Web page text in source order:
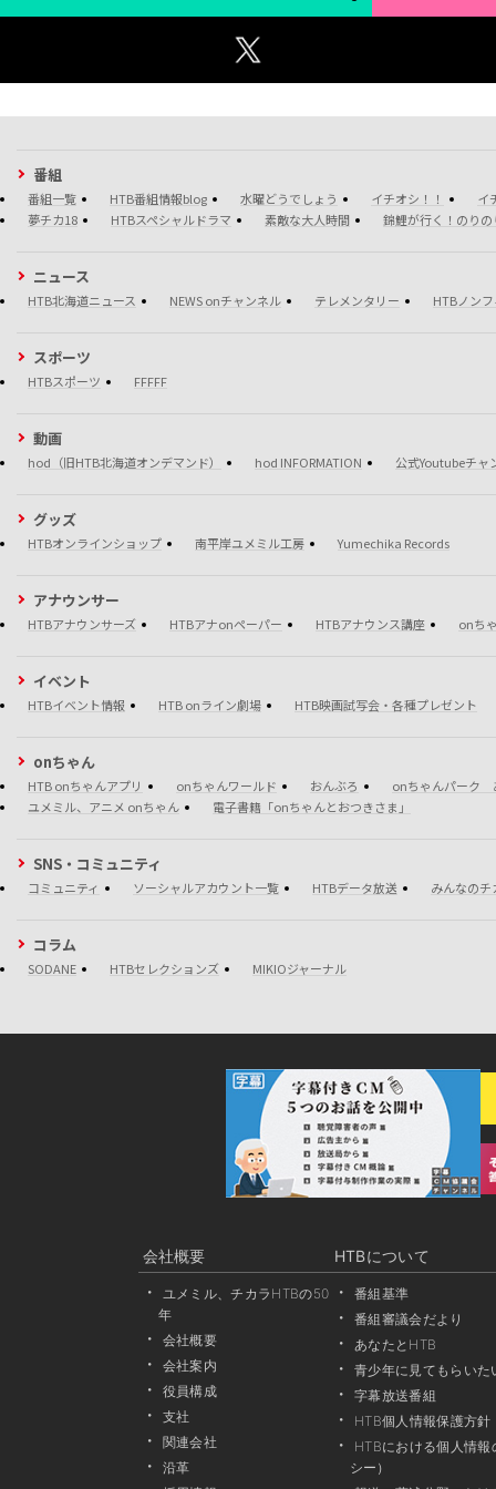
番組
番組一覧 HTB番組情報blog 水曜どうでしょう イチオシ！！
イ
夢チカ18
HTBスペシャルドラマ 素敵な大人時間 錦鯉が行く！のり
ニュース
HTB北海道ニュース NEWS onチャンネル テレメンタリー HTBノン
スポーツ
HTBスポーツ FFFFF
動画
hod（旧HTB北海道オンデマンド） hod INFORMATION 公式Youtubeチャ
グッズ
HTBオンラインショップ 南平岸ユメミル工房 Yumechika Records
アナウンサー
HTBアナウンサーズ HTBアナonペーパー HTBアナウンス講座 onち
イベント
HTBイベント情報 HTB onライン劇場 HTB映画試写会・各種プレゼント
onちゃん
HTB onちゃんアプリ onちゃんワールド おんぶろ
onちゃんパーク
ユメミル、アニメ onちゃん
電子書籍「onちゃんとおつきさま」
SNS・コミュニティ
コミュニティ ソーシャルアカウント一覧 HTBデータ放送 みんなの
コラム
SODANE HTBセレクションズ MIKIOジャーナル
会社概要
ユメミル、チカラHTBの50
年
会社概要
会社案内
役員構成
支社
関連会社
沿革
HTBについて
番組基準
番組審議会だより
あなたとHTB
青少年に見てもらいた
字幕放送番組
HTB個人情報保護方針
HTBにおける個人情
シー）